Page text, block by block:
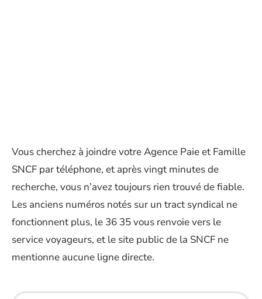
Vous cherchez à joindre votre Agence Paie et Famille
SNCF par téléphone, et après vingt minutes de
recherche, vous n’avez toujours rien trouvé de fiable.
Les anciens numéros notés sur un tract syndical ne
fonctionnent plus, le 36 35 vous renvoie vers le
service voyageurs, et le site public de la SNCF ne
mentionne aucune ligne directe.